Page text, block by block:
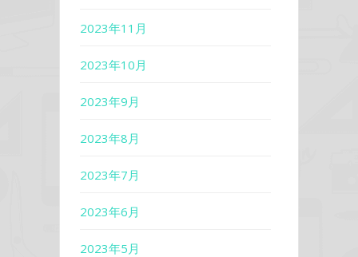
2023年11月
2023年10月
2023年9月
2023年8月
2023年7月
2023年6月
2023年5月